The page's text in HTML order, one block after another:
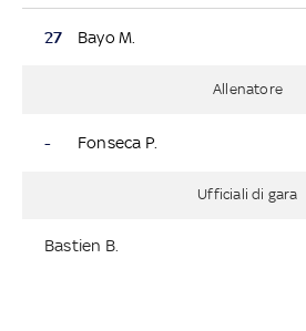
27 Bayo M.
Allenatore
- Fonseca P.
Ufficiali di gara
Bastien B.